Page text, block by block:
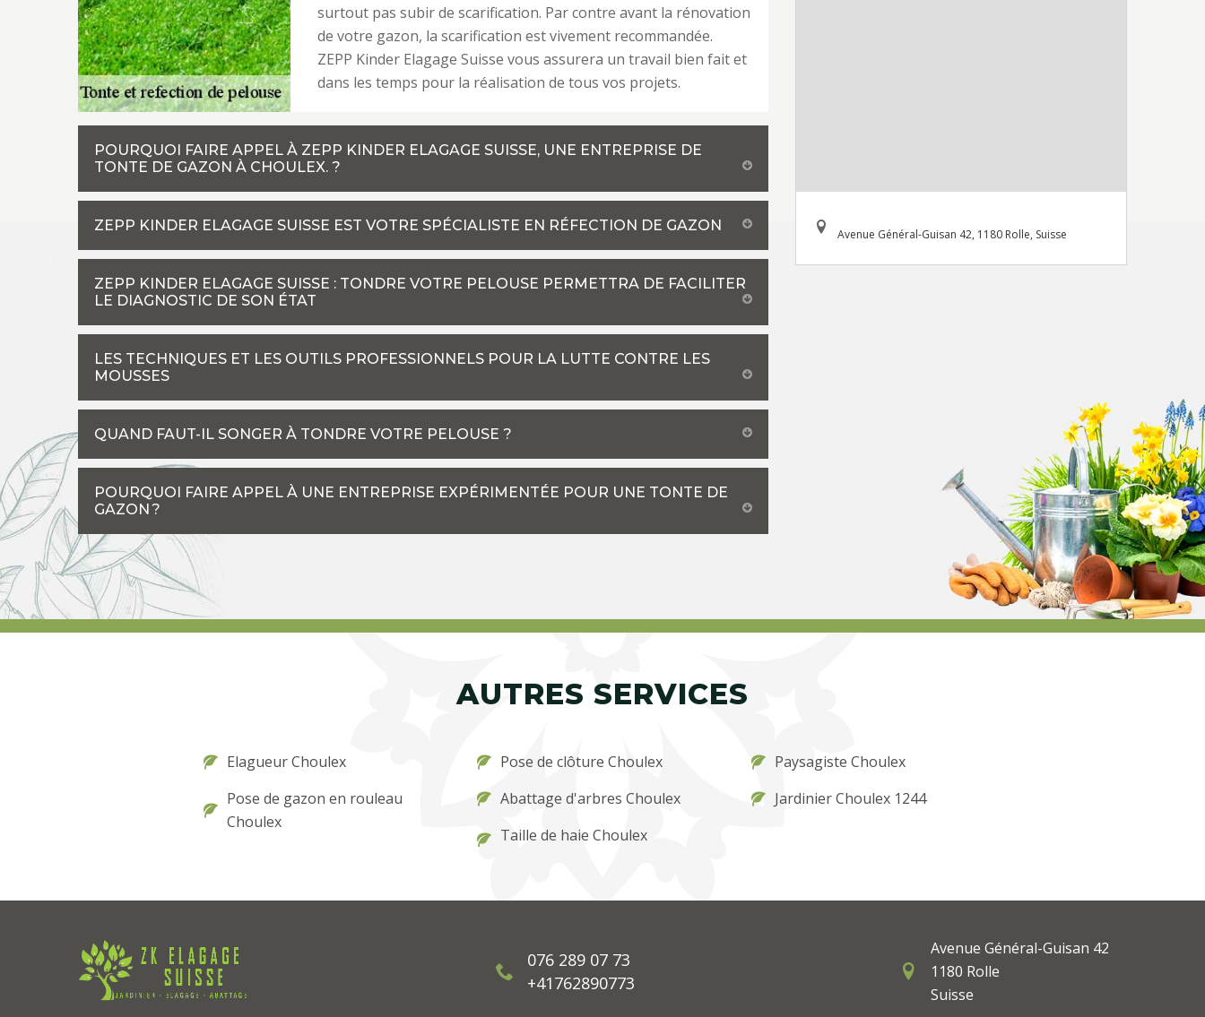
surtout pas subir de scarification. Par contre avant la rénovation
de votre gazon, la scarification est vivement recommandée.
ZEPP Kinder Elagage Suisse vous assurera un travail bien fait et
dans les temps pour la réalisation de tous vos projets.
POURQUOI FAIRE APPEL À ZEPP KINDER ELAGAGE SUISSE, UNE ENTREPRISE DE
TONTE DE GAZON À CHOULEX. ?
ZEPP KINDER ELAGAGE SUISSE EST VOTRE SPÉCIALISTE EN RÉFECTION DE GAZON
ZEPP KINDER ELAGAGE SUISSE : TONDRE VOTRE PELOUSE PERMETTRA DE FACILITER
LE DIAGNOSTIC DE SON ÉTAT
LES TECHNIQUES ET LES OUTILS PROFESSIONNELS POUR LA LUTTE CONTRE LES
MOUSSES
QUAND FAUT-IL SONGER À TONDRE VOTRE PELOUSE ?
POURQUOI FAIRE APPEL À UNE ENTREPRISE EXPÉRIMENTÉE POUR UNE TONTE DE
GAZON ?
Avenue Général-Guisan 42, 1180 Rolle, Suisse
AUTRES SERVICES
Elagueur Choulex
Pose de gazon en rouleau
Choulex
Pose de clôture Choulex
Abattage d'arbres Choulex
Taille de haie Choulex
Paysagiste Choulex
Jardinier Choulex 1244
076 289 07 73
+41762890773
Avenue Général-Guisan 42
1180 Rolle
Suisse